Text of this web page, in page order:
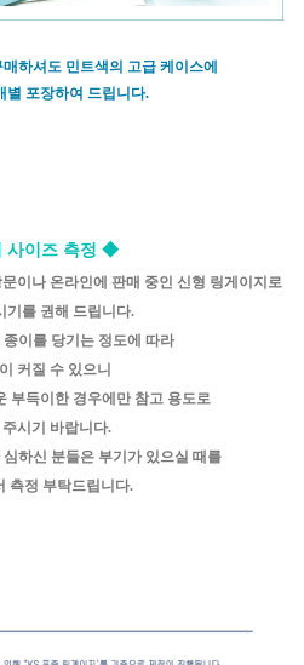
하셔도 민트색의 고급 케이스에
별 포장하여 드립니다.
사이즈 측정 ◆
이나 온라인에 판매 중인 신형 링게이지로
기를 권해 드립니다.
이를 당기는 정도에 따라
커질 수 있으니
부득이한 경우에만 참고 용도로
시기 바랍니다.
하신 분들은 부기가 있으실 때를
측정 부탁드립니다.